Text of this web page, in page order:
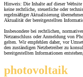
Hinweis: Die Inhalte auf dieser
keine rechtliche, steuerliche oder
regelmäßiger Aktualisierung
Aktualität der bereitgestellten
Insbesondere bei rechtlichen,
Netzanschluss oder Anmeldung von
gelten. Wir empfehlen daher, vor
den zuständigen Netzbetreiber zu
bereitgestellten Informationen
photovoltaik